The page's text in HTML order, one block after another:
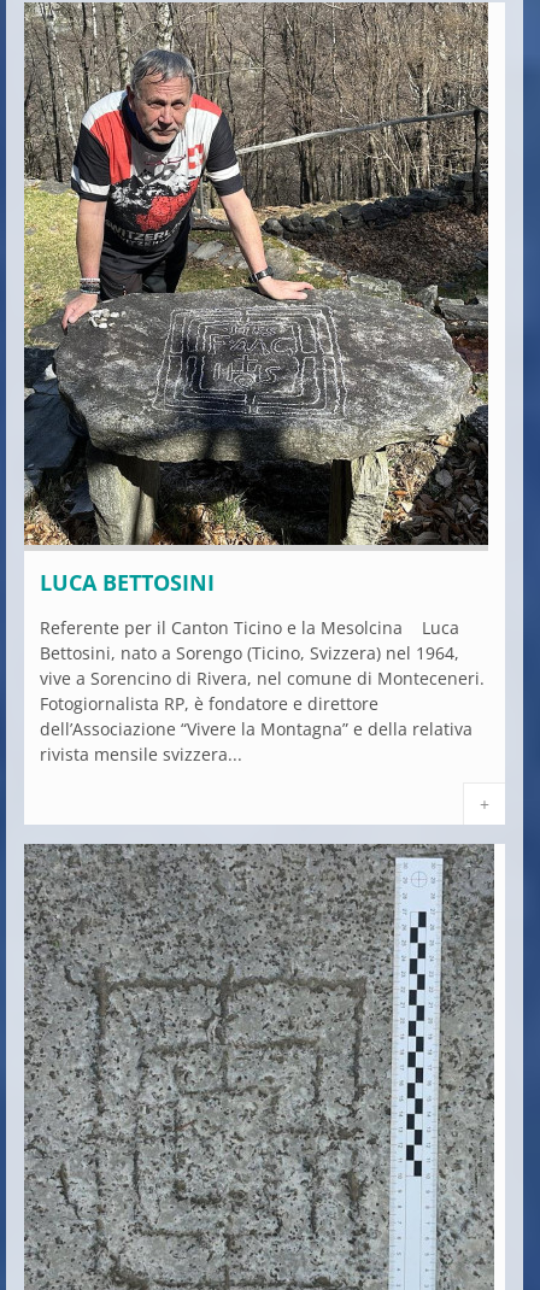
LUCA BETTOSINI
Referente per il Canton Ticino e la Mesolcina Luca
Bettosini, nato a Sorengo (Ticino, Svizzera) nel 1964,
vive a Sorencino di Rivera, nel comune di Monteceneri.
Fotogiornalista RP, è fondatore e direttore
dell’Associazione “Vivere la Montagna” e della relativa
rivista mensile svizzera...
+